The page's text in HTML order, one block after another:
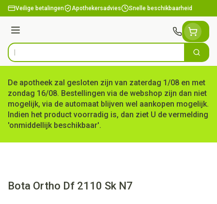
Ga naar de inhoud
Veilige betalingen Apothekersadvies Snelle beschikbaarheid
Menu
Product, merk, categorie... Zoek
De apotheek zal gesloten zijn van zaterdag 1/08 en met
zondag 16/08. Bestellingen via de webshop zijn dan niet
mogelijk, via de automaat blijven wel aankopen mogelijk.
Indien het product voorradig is, dan ziet U de vermelding
'onmiddellijk beschikbaar'.
Bota Ortho Df 2110 Sk N7